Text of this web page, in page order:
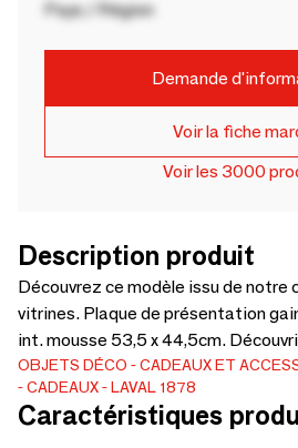
Pays / Région
Demande
Voir la fiche
Voir les 3000
Description produit
Découvrez ce modèle issu de
vitrines. Plaque de présentation
int. mousse 53,5 x 44,5cm.
OBJETS DÉCO
CADEAUX ET
CADEAUX
LAVAL 1878
Caractéristiques